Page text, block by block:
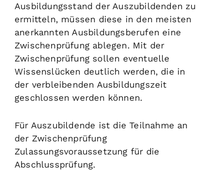
Ausbildungsstand der Auszubildenden zu
ermitteln, müssen diese in den meisten
anerkannten Ausbildungsberufen eine
Zwischenprüfung ablegen. Mit der
Zwischenprüfung sollen eventuelle
Wissenslücken deutlich werden, die in
der verbleibenden Ausbildungszeit
geschlossen werden können.
Für Auszubildende ist die Teilnahme an
der Zwischenprüfung
Zulassungsvoraussetzung für die
Abschlussprüfung.